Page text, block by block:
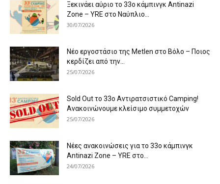
Ξεκινάει αύριο το 33ο κάμπινγκ Antinazi
Zone – YRE στο Ναύπλιο...
30/07/2026
Νέο εργοστάσιο της Metlen στο Βόλο – Ποιος
κερδίζει από την...
25/07/2026
Sold Out το 33ο Αντιρατσιστικό Camping!
Ανακοινώνουμε κλείσιμο συμμετοχών
25/07/2026
Νέες ανακοινώσεις για το 33ο κάμπινγκ
Antinazi Zone – YRE στο...
24/07/2026